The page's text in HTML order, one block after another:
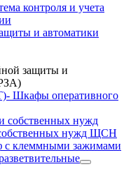
контроля и учета
и автоматики
защиты и
оперативного
нужд
нужд ЩСН
клеммными зажимами